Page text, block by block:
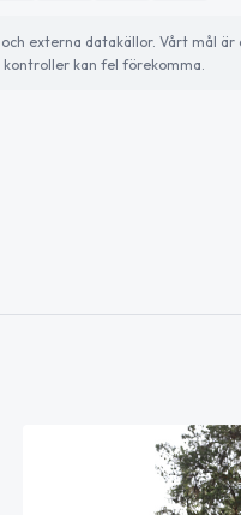
externa datakällor. Vårt mål
kan fel förekomma.